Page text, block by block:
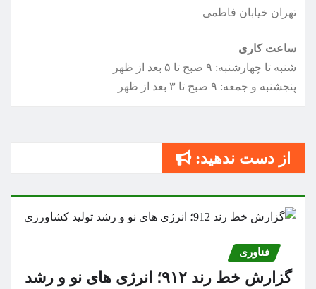
تهران خیابان فاطمی
ساعت کاری
شنبه تا چهارشنبه: ۹ صبح تا ۵ بعد از ظهر
پنجشنبه و جمعه: ۹ صبح تا ۳ بعد از ظهر
از دست ندهید:
فناوری
گزارش خط رند ۹۱۲؛ انرژی های نو و رشد